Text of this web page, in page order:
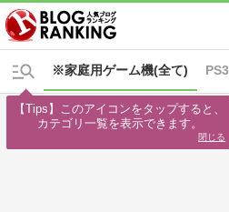
※家庭用ゲーム機(全て) PS3
【Tips】このアイコンをタップすると、
カテゴリ一覧を表示できます。
閉じる